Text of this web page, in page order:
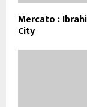
Mercato :
City